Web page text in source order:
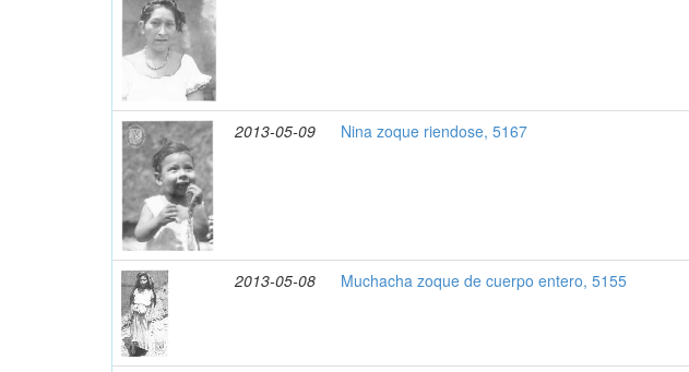
2013-05-09 Nina zoque riendose, 5167
2013-05-08 Muchacha zoque de cuerpo entero, 5155